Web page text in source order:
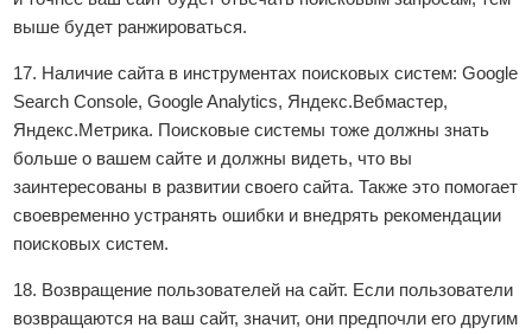
выше будет ранжироваться.
17. Наличие сайта в инструментах поисковых систем: Google
Search Console, Google Analytics, Яндекс.Вебмастер,
Яндекс.Метрика. Поисковые системы тоже должны знать
больше о вашем сайте и должны видеть, что вы
заинтересованы в развитии своего сайта. Также это помогает
своевременно устранять ошибки и внедрять рекомендации
поисковых систем.
18. Возвращение пользователей на сайт. Если пользователи
возвращаются на ваш сайт, значит, они предпочли его другим